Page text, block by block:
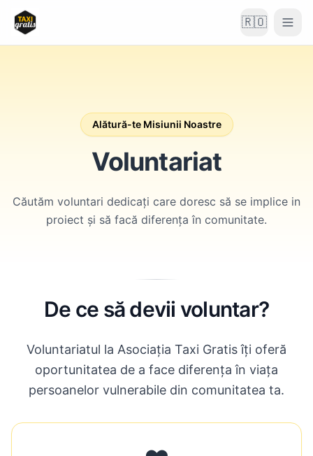
🇷🇴
Alătură-te Misiunii Noastre
Voluntariat
Căutăm voluntari dedicați care doresc să se implice in
proiect și să facă diferența în comunitate.
De ce să devii voluntar?
Voluntariatul la Asociația Taxi Gratis îți oferă
oportunitatea de a face diferența în viața
persoanelor vulnerabile din comunitatea ta.